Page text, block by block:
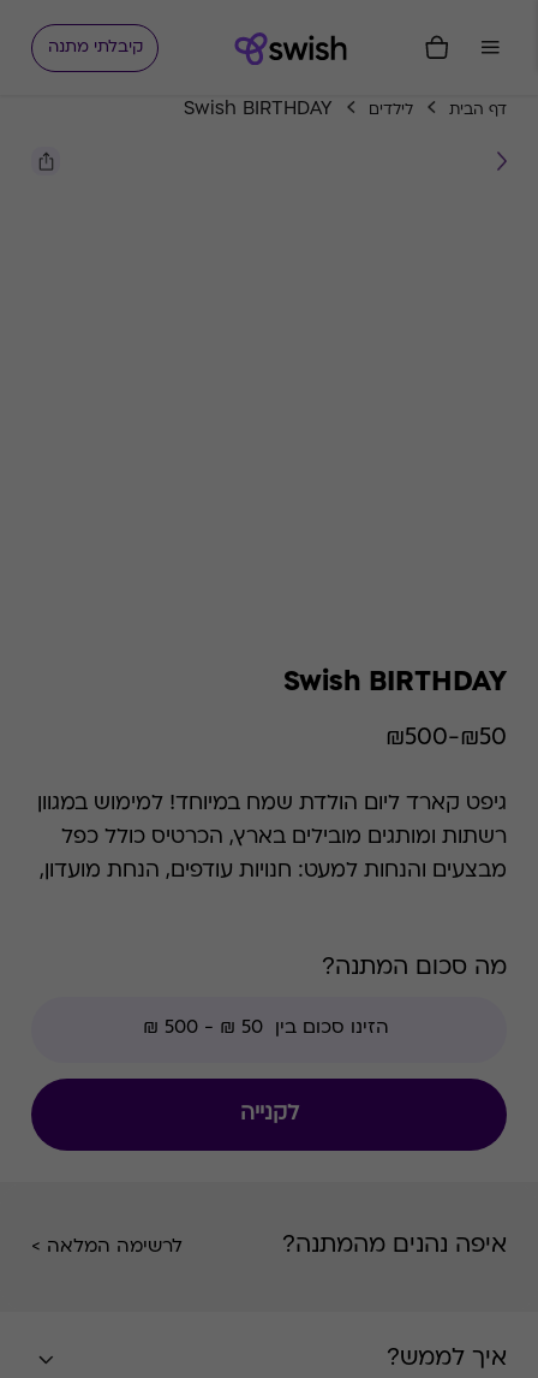
קיבלתי מתנה
דף הבית לילדים Swish BIRTHDAY
Swish BIRTHDAY
₪50-₪500
גיפט קארד ליום הולדת שמח במיוחד! למימוש במגוון
רשתות ומותגים מובילים בארץ, הכרטיס כולל כפל
מבצעים והנחות למעט: חנויות עודפים, הנחת מועדון,
מה סכום המתנה?
לקנייה
איפה נהנים מהמתנה? לרשימה המלאה >
איך לממש?